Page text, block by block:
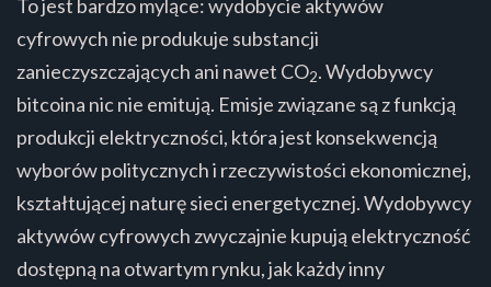
To jest bardzo mylące: wydobycie aktywów
cyfrowych nie produkuje substancji
zanieczyszczających ani nawet CO2. Wydobywcy
bitcoina nic nie emitują. Emisje związane są z funkcją
produkcji elektryczności, która jest konsekwencją
wyborów politycznych i rzeczywistości ekonomicznej,
kształtującej naturę sieci energetycznej. Wydobywcy
aktywów cyfrowych zwyczajnie kupują elektryczność
dostępną na otwartym rynku, jak każdy inny